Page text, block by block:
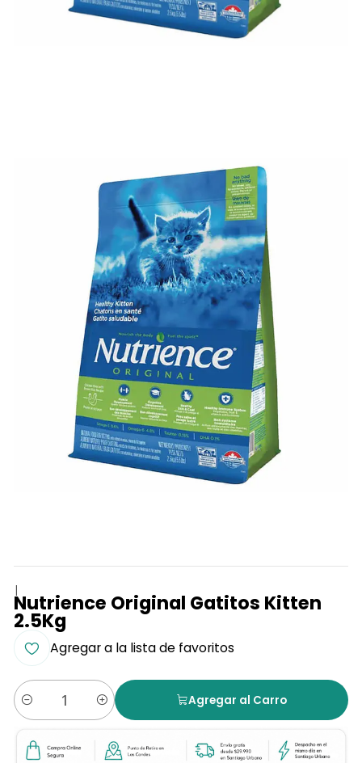
|
Nutrience Original Gatitos Kitten
2.5Kg
Agregar a la lista de favoritos
Cantidad
Agregar al Carro